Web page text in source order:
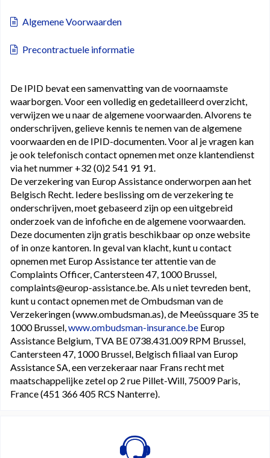
Algemene Voorwaarden
Precontractuele informatie
De IPID bevat een samenvatting van de voornaamste
waarborgen. Voor een volledig en gedetailleerd overzicht,
verwijzen we u naar de algemene voorwaarden. Alvorens te
onderschrijven, gelieve kennis te nemen van de algemene
voorwaarden en de IPID-documenten. Voor al je vragen kan
je ook telefonisch contact opnemen met onze klantendienst
via het nummer +32 (0)2 541 91 91.
De verzekering van Europ Assistance onderworpen aan het
Belgisch Recht. Iedere beslissing om de verzekering te
onderschrijven, moet gebaseerd zijn op een uitgebreid
onderzoek van de infofiche en de algemene voorwaarden.
Deze documenten zijn gratis beschikbaar op onze website
of in onze kantoren. In geval van klacht, kunt u contact
opnemen met Europ Assistance ter attentie van de
Complaints Officer, Cantersteen 47, 1000 Brussel,
complaints@europ-assistance.be. Als u niet tevreden bent,
kunt u contact opnemen met de Ombudsman van de
Verzekeringen (www.ombudsman.as), de Meeûssquare 35 te
1000 Brussel,www.ombudsman-insurance.be Europ
Assistance Belgium, TVA BE 0738.431.009 RPM Brussel,
Cantersteen 47, 1000 Brussel, Belgisch filiaal van Europ
Assistance SA, een verzekeraar naar Frans recht met
maatschappelijke zetel op 2 rue Pillet-Will, 75009 Paris,
France (451 366 405 RCS Nanterre).